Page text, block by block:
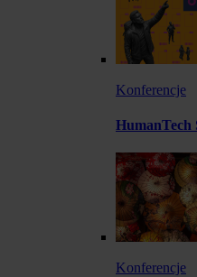
Konferencje
HumanTech
Konferencje